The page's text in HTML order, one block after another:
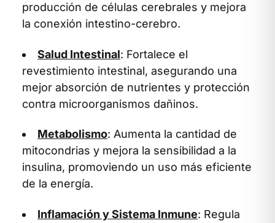
producción de células cerebrales y mejora
la conexión intestino-cerebro.
Salud Intestinal: Fortalece el
revestimiento intestinal, asegurando una
mejor absorción de nutrientes y protección
contra microorganismos dañinos.
Metabolismo: Aumenta la cantidad de
mitocondrias y mejora la sensibilidad a la
insulina, promoviendo un uso más eficiente
de la energía.
Inflamación y Sistema Inmune: Regula